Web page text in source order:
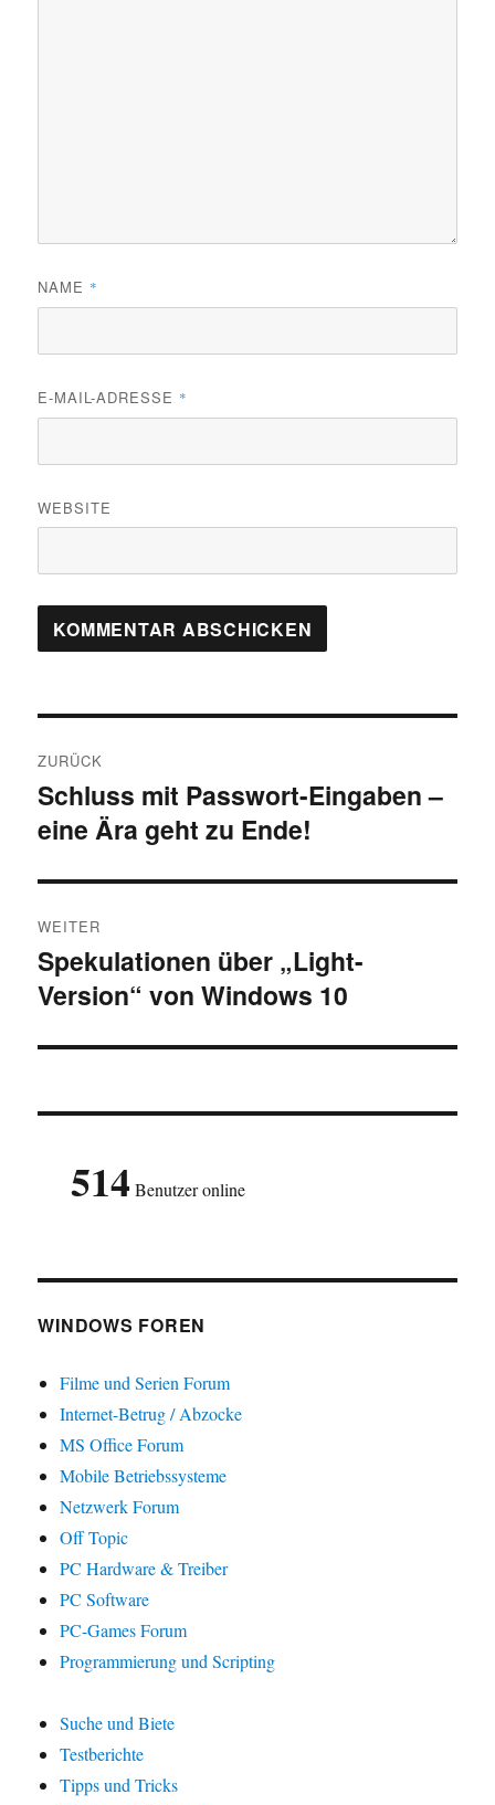
NAME *
E-MAIL-ADRESSE *
WEBSITE
ZURÜCK
Vorheriger
Beitrag:
Schluss mit Passwort-Eingaben –
eine Ära geht zu Ende!
WEITER
Nächster
Beitrag:
Spekulationen über „Light-
Version“ von Windows 10
514 Benutzer online
WINDOWS FOREN
Filme und Serien Forum
Internet-Betrug / Abzocke
MS Office Forum
Mobile Betriebssysteme
Netzwerk Forum
Off Topic
PC Hardware & Treiber
PC Software
PC-Games Forum
Programmierung und Scripting
Suche und Biete
Testberichte
Tipps und Tricks